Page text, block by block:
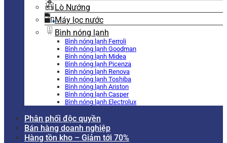
Lò Nướng
Máy lọc nước
Bình nóng lạnh
Bình nóng lạnh Ferroli
Bình nóng lạnh Goodman
Bình nóng lạnh Midea
Bình nóng lạnh Picenza
Bình nóng lạnh Renova
Bình nóng lạnh Toshiba
Bình nóng lạnh Ariston
Bình nóng lạnh Casper
Bình nóng lạnh Electrolux
Phân phối độc quyền
Bán hàng doanh nghiệp
Hàng tồn kho – Giảm tới 70%